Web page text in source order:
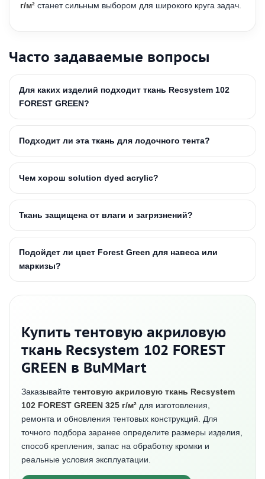
г/м² станет сильным выбором для широкого круга задач.
Часто задаваемые вопросы
Для каких изделий подходит ткань Recsystem 102
FOREST GREEN?
Подходит ли эта ткань для лодочного тента?
Чем хорош solution dyed acrylic?
Ткань защищена от влаги и загрязнений?
Подойдет ли цвет Forest Green для навеса или
маркизы?
Купить тентовую акриловую
ткань Recsystem 102 FOREST
GREEN в BuMMart
Заказывайте тентовую акриловую ткань Recsystem
102 FOREST GREEN 325 г/м² для изготовления,
ремонта и обновления тентовых конструкций. Для
точного подбора заранее определите размеры изделия,
способ крепления, запас на обработку кромки и
реальные условия эксплуатации.